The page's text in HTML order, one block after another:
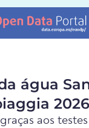
água
2026
aos